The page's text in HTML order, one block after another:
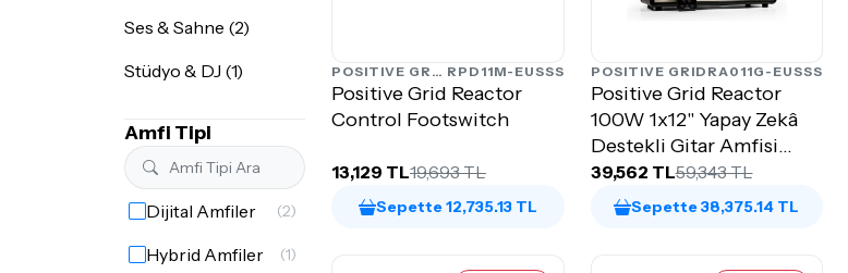
Ses & Sahne (2)
Stüdyo & DJ (1)
Amfi Tipi
Dijital Amfiler (2)
Hybrid Amfiler (1)
POSITIVE GRID RPD11M-EUSSS
Positive Grid Reactor
Control Footswitch
13,129 TL19,693 TL
Sepette 12,735.13 TL
POSITIVE GRID RA011G-EUSSS
Positive Grid Reactor
100W 1x12" Yapay Zekâ
Destekli Gitar Amfisi
(Siyah)
39,562 TL59,343 TL
Sepette 38,375.14 TL